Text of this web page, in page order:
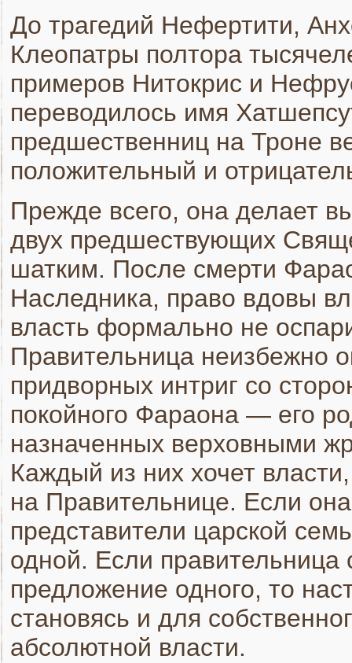
До трагедий Нефертити,
Клеопатры полтора
примеров Нитокрис и
переводилось имя
предшественниц на Троне
положительный и
Прежде всего, она делает
двух предшествующих
шатким. После смерти
Наследника, право вдовы
власть формально не
Правительница неизбежно
придворных интриг со
покойного Фараона — его
назначенных верховными
Каждый из них хочет
на Правительнице. Если
представители царской
одной. Если правительница
предложение одного, то
становясь и для
абсолютной власти.